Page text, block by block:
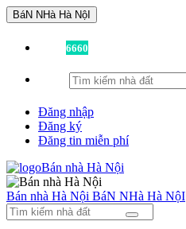
BáN NHà Hà NộI
6660
Đăng nhập
Đăng ký
Đăng tin miễn phí
Bán nhà Hà Nội BáN NHà Hà NộI